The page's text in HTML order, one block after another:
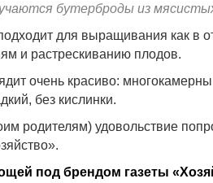
бутерброды из
для выращивания как в
и растрескиванию плодов.
очень красиво:
без кислинки.
родителям) удовольствие
под брендом газеты